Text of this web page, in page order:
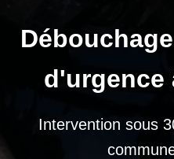
d'urgence
Intervention sous